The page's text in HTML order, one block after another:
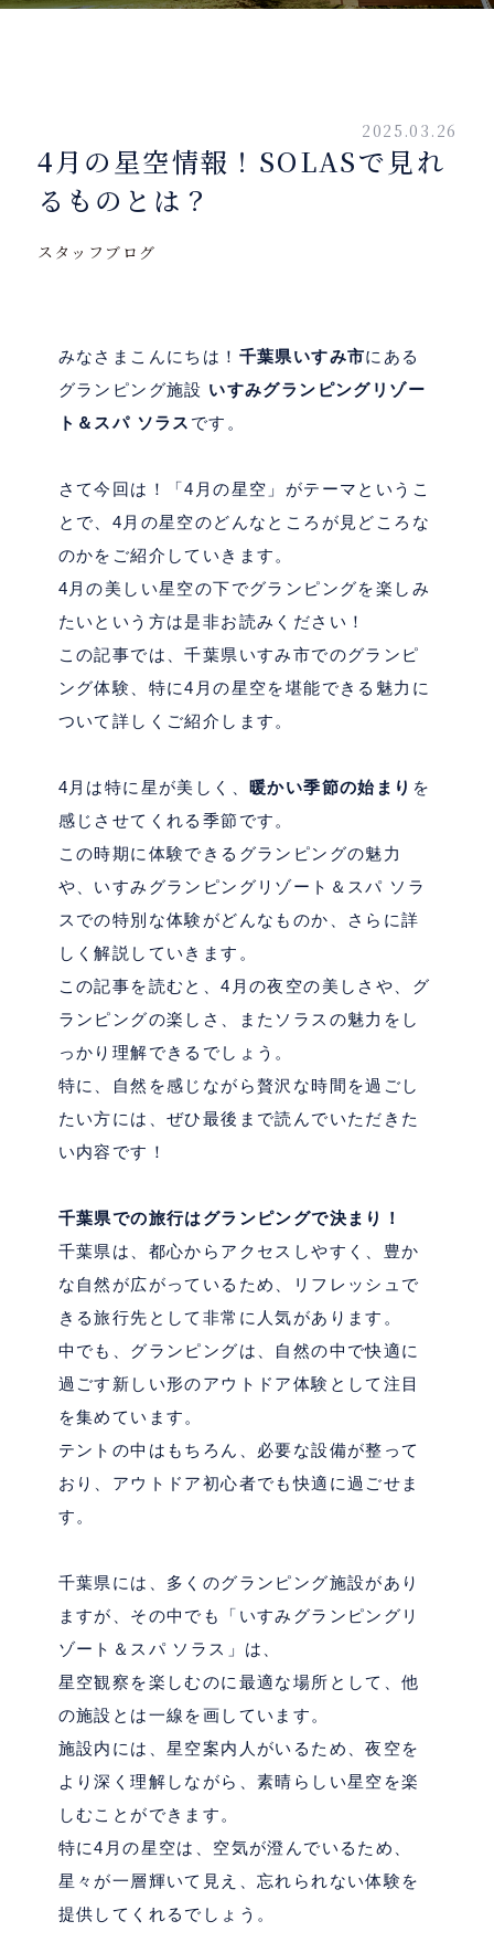
2025.03.26
4月の星空情報！SOLASで見れ
るものとは？
スタッフブログ
みなさまこんにちは！ 千葉県いすみ市にある
グランピング施設 いすみグランピングリゾー
ト＆スパ ソラス です。
さて今回は！「4 月の星空」がテーマというこ
とで、 4 月の星空のどんなところが見どころな
のかをご紹介していきます。
4 月の美しい星空の下でグランピングを楽しみ
たいという方は是非お読みください！
この記事では、千葉県いすみ市でのグランピ
ング体験、特に4 月の星空を堪能できる魅力に
ついて詳しくご紹介します。
4 月は特に星が美しく、 暖かい季節の始まり を
感じさせてくれる季節です。
この時期に体験できるグランピングの魅力
や、いすみグランピングリゾート＆スパ ソラ
スでの特別な体験がどんなものか、さらに詳
しく解説していきます。
この記事を読むと、4 月の夜空の美しさや、グ
ランピングの楽しさ、またソラスの魅力をし
っかり理解できるでしょう。
特に、自然を感じながら贅沢な時間を過ごし
たい方には、ぜひ最後まで読んでいただきた
い内容です！
千葉県での旅行はグランピングで決まり！
千葉県は、都心からアクセスしやすく、豊か
な自然が広がっているため、リフレッシュで
きる旅行先として非常に人気があります。
中でも、グランピングは、自然の中で快適に
過ごす新しい形のアウトドア体験として注目
を集めています。
テントの中はもちろん、必要な設備が整って
おり、アウトドア初心者でも快適に過ごせま
す。
千葉県には、多くのグランピング施設があり
ますが、その中でも「いすみグランピングリ
ゾート＆スパ ソラス」は、
星空観察を楽しむのに最適な場所として、他
の施設とは一線を画しています。
施設内には、星空案内人がいるため、夜空を
より深く理解しながら、素晴らしい星空を楽
しむことができます。
特に4 月の星空は、空気が澄んでいるため、
星々が一層輝いて見え、忘れられない体験を
提供してくれるでしょう。